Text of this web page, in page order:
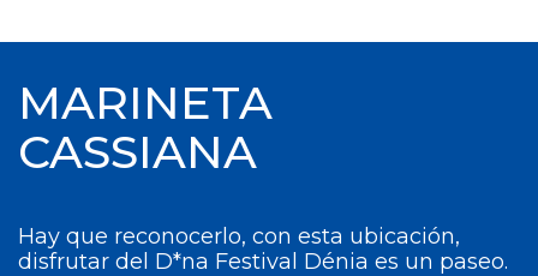
MARINETA
CASSIANA
Hay que reconocerlo, con esta ubicación,
disfrutar del D*na Festival Dénia es un paseo.